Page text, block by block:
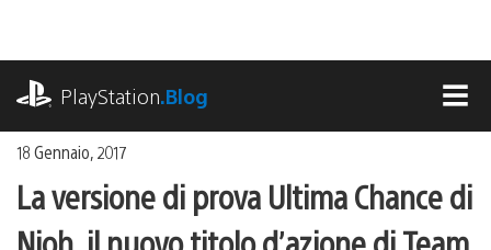
contenuto
PlayStation.Blog
18 Gennaio, 2017
La versione di prova Ultima Chance di
Nioh, il nuovo titolo d’azione di Team